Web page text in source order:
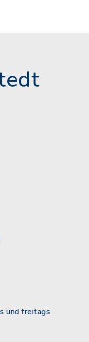
und freitags